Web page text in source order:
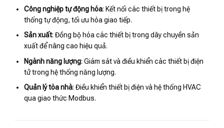
Công nghiệp tự động hóa: Kết nối các thiết bị trong hệ
thống tự động, tối ưu hóa giao tiếp.
Sản xuất: Đồng bộ hóa các thiết bị trong dây chuyền sản
xuất để nâng cao hiệu quả.
Ngành năng lượng: Giám sát và điều khiển các thiết bị điện
tử trong hệ thống năng lượng.
Quản lý tòa nhà: Điều khiển thiết bị điện và hệ thống HVAC
qua giao thức Modbus.